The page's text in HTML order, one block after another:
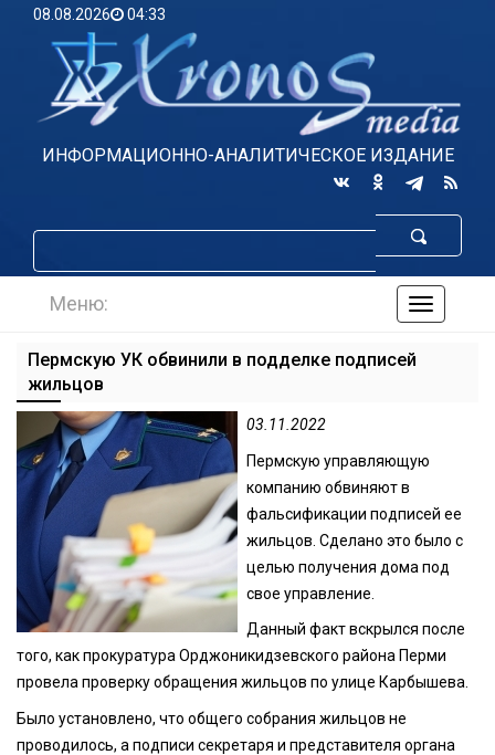
08.08.2026 04:33
ИНФОРМАЦИОННО-АНАЛИТИЧЕСКОЕ ИЗДАНИЕ
по
Меню:
Пермскую УК обвинили в подделке подписей
жильцов
03.11.2022
Пермскую управляющую
компанию обвиняют в
фальсификации подписей ее
жильцов. Сделано это было с
целью получения дома под
свое управление.
Данный факт вскрылся после
того, как прокуратура Орджоникидзевского района Перми
провела проверку обращения жильцов по улице Карбышева.
Было установлено, что общего собрания жильцов не
проводилось, а подписи секретаря и представителя органа